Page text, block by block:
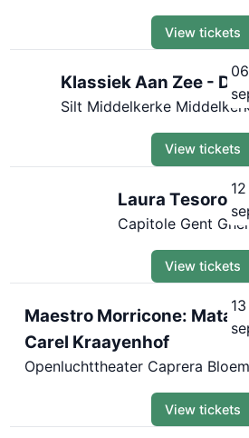
View tickets
06
Klassiek Aan Zee - De
Silt Middelkerke
View tickets
12
Laura Tesoro
Capitole Gent
View tickets
13
Maestro Morricone:
Carel Kraayenhof
Openluchttheater Caprera
View tickets